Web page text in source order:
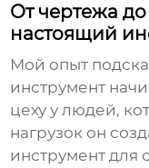
От чертежа
настоящий
Мой опыт
инструмент
цеху у людей,
нагрузок он
инструмент для